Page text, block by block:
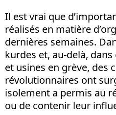
Il est vrai que
réalisés en matière
dernières semaines.
kurdes et, au-delà,
et usines en grève, des
révolutionnaires ont
isolement a permis au
ou de contenir leur